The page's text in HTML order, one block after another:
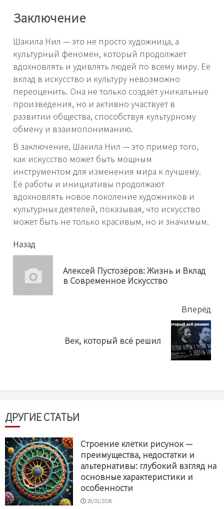
Заключение
Шакила Нил — это не просто художница, а
культурный феномен, который продолжает
вдохновлять и удивлять людей по всему миру. Её
вклад в искусство и культуру невозможно
переоценить. Она не только создаёт уникальные
произведения, но и активно участвует в
развитии общества, способствуя культурному
обмену и взаимопониманию.
В заключение, Шакила Нил — это пример того,
как искусство может быть мощным
инструментом для изменения мира к лучшему.
Её работы и инициативы продолжают
вдохновлять новое поколение художников и
культурных деятелей, показывая, что искусство
может быть не только красивым, но и значимым.
читать
еще
Назад
Алексей Пустозёров: Жизнь и Вклад
в Современное Искусство
Вперёд
Век, который всё решил
ДРУГИЕ СТАТЬИ
Строение клетки рисунок —
преимущества, недостатки и
альтернативы: глубокий взгляд на
основные характеристики и
особенности
28/01/2026